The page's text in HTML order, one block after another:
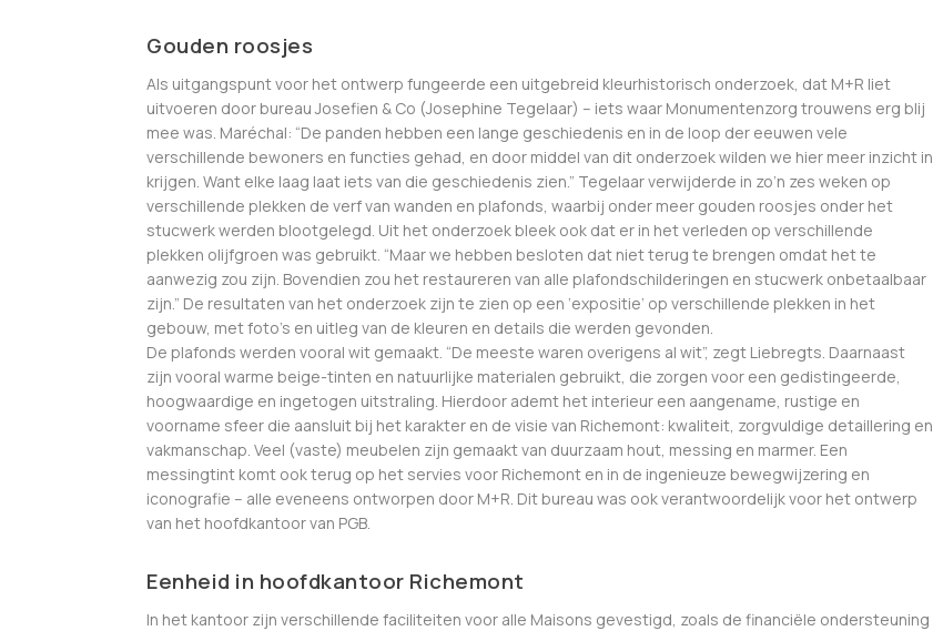
Gouden roosjes
Als uitgangspunt voor het ontwerp fungeerde een uitgebreid kleurhistorisch onderzoek, dat M+R liet
uitvoeren door bureau Josefien & Co (Josephine Tegelaar) – iets waar Monumentenzorg trouwens erg blij
mee was. Maréchal: “De panden hebben een lange geschiedenis en in de loop der eeuwen vele
verschillende bewoners en functies gehad, en door middel van dit onderzoek wilden we hier meer inzicht in
krijgen. Want elke laag laat iets van die geschiedenis zien.” Tegelaar verwijderde in zo’n zes weken op
verschillende plekken de verf van wanden en plafonds, waarbij onder meer gouden roosjes onder het
stucwerk werden blootgelegd. Uit het onderzoek bleek ook dat er in het verleden op verschillende
plekken olijfgroen was gebruikt. “Maar we hebben besloten dat niet terug te brengen omdat het te
aanwezig zou zijn. Bovendien zou het restaureren van alle plafondschilderingen en stucwerk onbetaalbaar
zijn.” De resultaten van het onderzoek zijn te zien op een ‘expositie’ op verschillende plekken in het
gebouw, met foto’s en uitleg van de kleuren en details die werden gevonden.
De plafonds werden vooral wit gemaakt. “De meeste waren overigens al wit”, zegt Liebregts. Daarnaast
zijn vooral warme beige-tinten en natuurlijke materialen gebruikt, die zorgen voor een gedistingeerde,
hoogwaardige en ingetogen uitstraling. Hierdoor ademt het interieur een aangename, rustige en
voorname sfeer die aansluit bij het karakter en de visie van Richemont: kwaliteit, zorgvuldige detaillering en
vakmanschap. Veel (vaste) meubelen zijn gemaakt van duurzaam hout, messing en marmer. Een
messingtint komt ook terug op het servies voor Richemont en in de ingenieuze bewegwijzering en
iconografie – alle eveneens ontworpen door M+R. Dit bureau was ook verantwoordelijk voor het ontwerp
van het hoofdkantoor van PGB.
Eenheid in hoofdkantoor Richemont
In het kantoor zijn verschillende faciliteiten voor alle Maisons gevestigd, zoals de financiële ondersteuning